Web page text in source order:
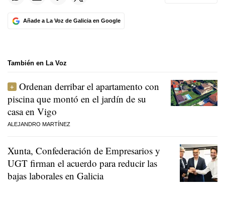
Añade a La Voz de Galicia en Google
También en La Voz
Ordenan derribar el apartamento con
piscina que montó en el jardín de su
casa en Vigo
ALEJANDRO MARTÍNEZ
Xunta, Confederación de Empresarios y
UGT firman el acuerdo para reducir las
bajas laborales en Galicia